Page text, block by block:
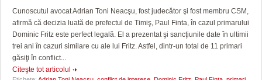
Cunoscutul avocat Adrian Toni Neacşu, fost judecător şi fost membru CSM,
afirmă că decizia luată de prefectul de Timiş, Paul Finta, în cazul primarului
Dominic Fritz este perfect legală. El a prezentat şi sancţiunile date în ultimii
trei ani în cazuri similare cu ale lui Fritz. Astfel, dintr-un total de 11 primari
găsiţi în conflict...
Citeşte tot articolul